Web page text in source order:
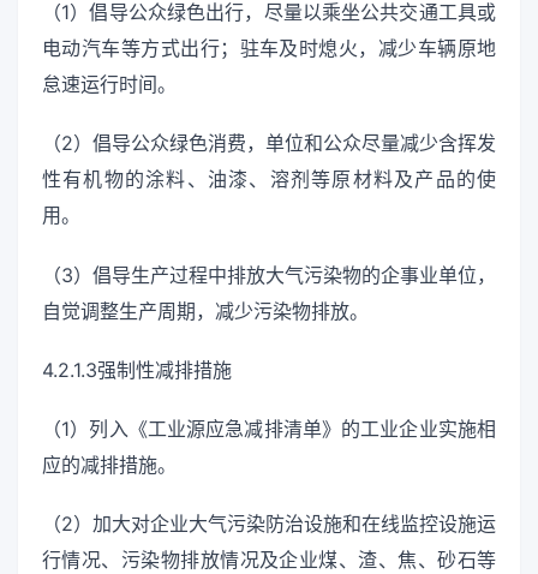
（1）倡导公众绿色出行，尽量以乘坐公共交通工具或
电动汽车等方式出行；驻车及时熄火，减少车辆原地
怠速运行时间。
（2）倡导公众绿色消费，单位和公众尽量减少含挥发
性有机物的涂料、油漆、溶剂等原材料及产品的使
用。
（3）倡导生产过程中排放大气污染物的企事业单位，
自觉调整生产周期，减少污染物排放。
4.2.1.3强制性减排措施
（1）列入《工业源应急减排清单》的工业企业实施相
应的减排措施。
（2）加大对企业大气污染防治设施和在线监控设施运
行情况、污染物排放情况及企业煤、渣、焦、砂石等